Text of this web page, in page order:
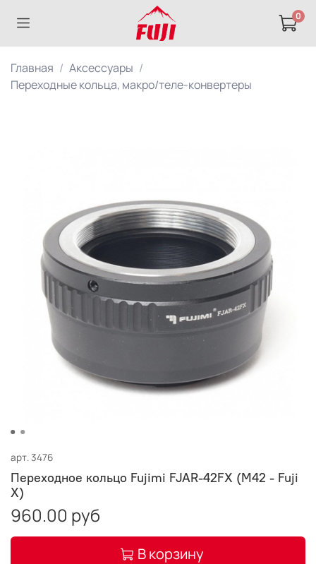
0
Главная
Аксессуары
Переходные кольца, макро/теле-конвертеры
арт.3476
Переходное кольцо Fujimi FJAR-42FX (M42 - Fuji
X)
960.00 руб
В корзину